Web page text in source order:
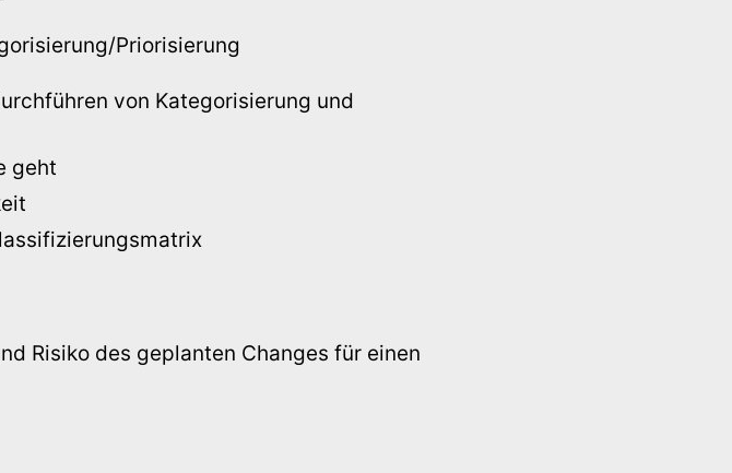
Priorisierung
von Kategorisierung und
geht
Risiko des geplanten Changes für einen